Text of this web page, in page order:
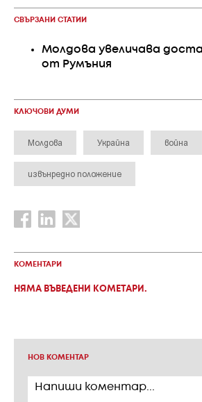
СВЪРЗАНИ СТАТИИ
Молдова увеличава
от Румъния
КЛЮЧОВИ ДУМИ
Молдова Украйна война
извънредно положение
КОМЕНТАРИ
НЯМА ВЪВЕДЕНИ КОМЕТАРИ.
НОВ КОМЕНТАР